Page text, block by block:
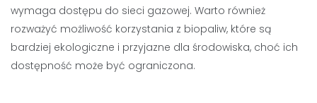
wymaga dostępu do sieci gazowej. Warto również
rozważyć możliwość korzystania z biopaliw, które są
bardziej ekologiczne i przyjazne dla środowiska, choć ich
dostępność może być ograniczona.